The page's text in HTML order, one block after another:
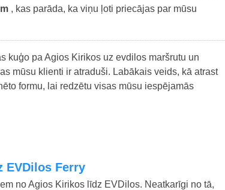
, kas parāda, ka viņu ļoti priecājas par mūsu
kuģo pa Agios Kirikos uz evdilos maršrutu un
mūsu klienti ir atraduši. Labākais veids, kā atrast
formu, lai redzētu visas mūsu iespējamās
EVDilos Ferry
no Agios Kirikos līdz EVDilos. Neatkarīgi no tā,